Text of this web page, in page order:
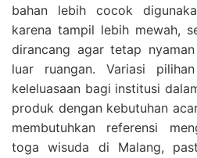
bahan lebih cocok
karena tampil lebih mewah,
dirancang agar tetap
luar ruangan. Variasi
keleluasaan bagi institusi
produk dengan kebutuhan
membutuhkan referensi
toga wisuda di Malang,